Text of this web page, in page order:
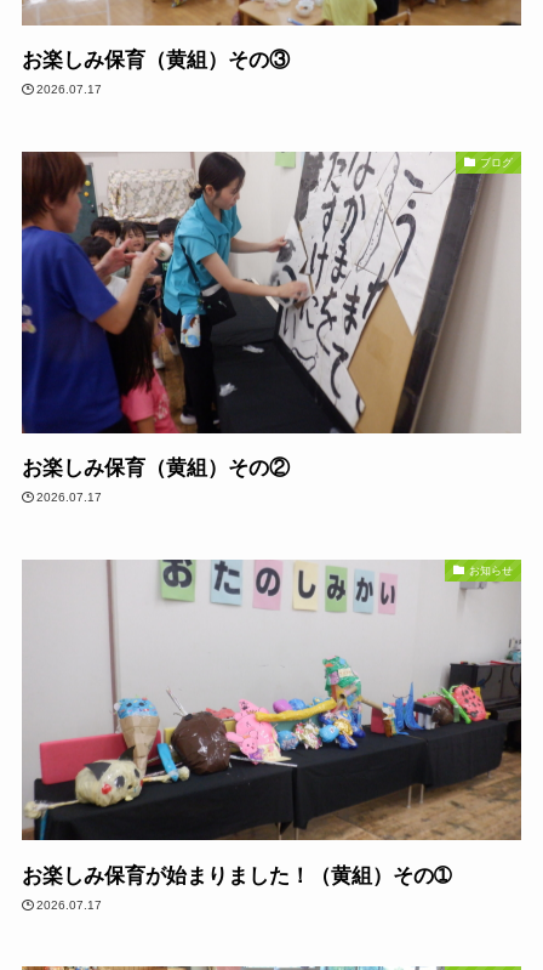
お楽しみ保育（黄組）その③
2026.07.17
ブログ
お楽しみ保育（黄組）その②
2026.07.17
お知らせ
お楽しみ保育が始まりました！（黄組）その➀
2026.07.17